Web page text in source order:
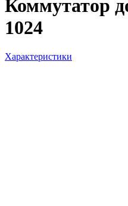
Коммутатор
1024
Характеристики